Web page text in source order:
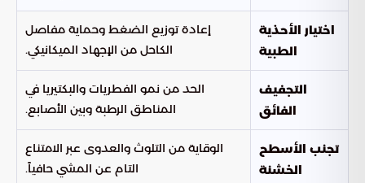
اختيار الأحذية
الطبية
إعادة توزيع الضغط وحماية مفاصل
الكاحل من الإجهاد الميكانيكي.
التجفيف
الفائق
الحد من نمو الفطريات والبكتيريا في
المناطق الرطبة وبين الأصابع.
تجنب الأسطح
الخشنة
الوقاية من التلوث والعدوى عبر الامتناع
التام عن المشي حافياً.